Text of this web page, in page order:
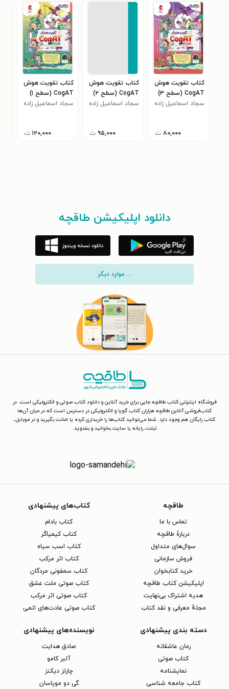
کتاب تقویت هوش
CogAT (سطح ۳)
سجاد اسماعیل زاده
۸۰,۰۰۰ ت
کتاب تقویت هوش
CogAT (سطح ۲)
سجاد اسماعیل زاده
۹۵,۰۰۰ ت
کتاب تقویت هوش
CogAT (سطح ۱)
سجاد اسماعیل زاده
۱۲۰,۰۰۰ ت
دانلود اپلیکیشن طاقچه
... موارد دیگر
فروشگاه اینترنتی کتاب طاقچه جایی برای خرید آنلاین و دانلود کتاب صوتی و الکترونیکی است. در
کتاب‌فروشی آنلاین طاقچه هزاران کتاب گویا و الکترونیکی در دسترس است که در میان آن‌ها
کتاب رایگان هم وجود دارد. شما می‌توانید کتاب‌ها را خریداری کرده یا امانت بگیرید و در موبایل،
تبلت، رایانه یا سایت بخوانید و بشنوید.
طاقچه
تماس با ما
دربارهٔ طاقچه
سوال‌های متداول
فروش سازمانی
خرید کتابخوان
اپلیکیشن کتاب طاقچه
هدیه اشتراک بی‌نهایت
مجلهٔ معرفی و نقد کتاب
کتاب‌های پیشنهادی
کتاب بادام
کتاب کیمیاگر
کتاب اسب سیاه
کتاب اثر مرکب
کتاب سمفونی مردگان
کتاب صوتی ملت عشق
کتاب صوتی اثر مرکب
کتاب صوتی عادت‌های اتمی
دسته بندی پیشنهادی
رمان عاشقانه
کتاب‌ صوتی
نمایشنامه
کتاب جامعه شناسی
نویسنده‌های پیشنهادی
صادق هدایت
آلبر کامو
چارلز دیکنز
گی دو موپاسان